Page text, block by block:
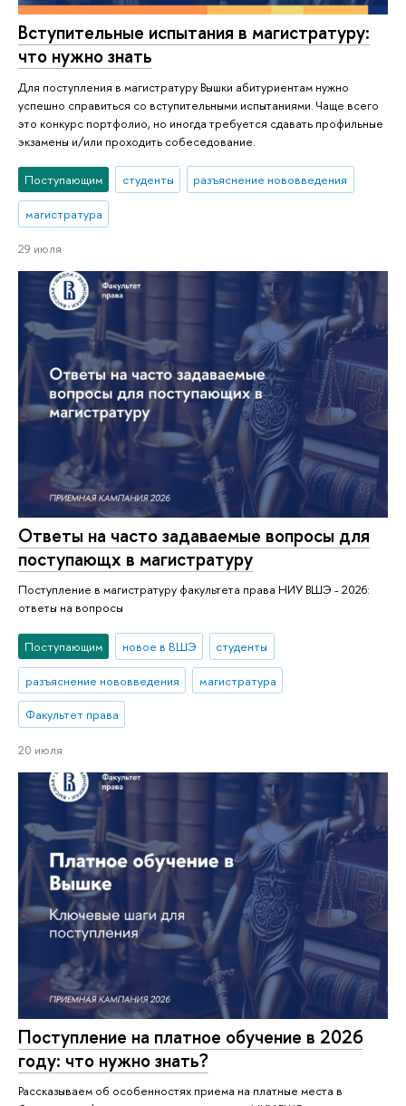
Вступительные испытания в магистратуру:
что нужно знать
Для поступления в магистратуру Вышки абитуриентам нужно
успешно справиться со вступительными испытаниями. Чаще всего
это конкурс портфолио, но иногда требуется сдавать профильные
экзамены и/или проходить собеседование.
Поступающим студенты разъяснение нововведения
магистратура
29 июля
Ответы на часто задаваемые вопросы для
поступающх в магистратуру
Поступление в магистратуру факультета права НИУ ВШЭ - 2026:
ответы на вопросы
Поступающим новое в ВШЭ студенты
разъяснение нововведения магистратура
Факультет права
20 июля
Поступление на платное обучение в 2026
году: что нужно знать?
Рассказываем об особенностях приема на платные места в